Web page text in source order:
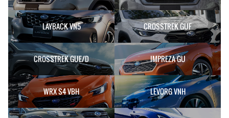
LAYBACK VN5 CROSSTREK GUF
CROSSTREK GUE/D IMPREZA GU
WRX S4 VBH LEVORG VNH